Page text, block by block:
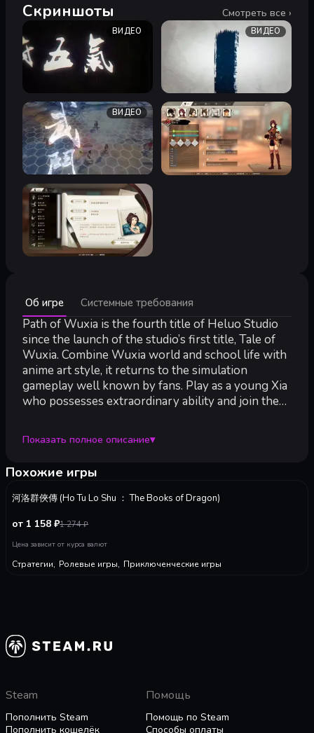
Скриншоты Смотреть все ›
ВИДЕО ВИДЕО
ВИДЕО
Об игре Системные требования
Path of Wuxia is the fourth title of Heluo Studio
since the launch of the studio’s first title, Tale of
Wuxia. Combine Wuxia world and school life with
anime art style, it returns to the simulation
gameplay well known by fans. Play as a young Xia
who possesses extraordinary ability and join the
grow strong along with various schoolmates and
seek your own path of Xia.
A Wuxia school life Simulator
the Hermitic Pavilions of Xia strive to overcome
the clannish culture of wuxia sects in this world,
matter where they come from. Accept teaching
of arts and build up your personality; make friends
and enemy; save those who are in need and try
Gain trust and friendship of various
Показать полное описание▾
Минимальные:
Минимальные:
64-разрядные процессор и операционная система
ОС *:Windows 7 / 8 /System10 64bit
Процессор:Intel Core i5
Оперативная память:8 GB ОЗУ
Видеокарта: NVIDIA GeForce GTX 750
DirectX:версии 11
Место на диске:10 GB
64-разрядные процессор и операционная система
ОС *:Windows 7 / 8 /System10 64bit
Процессор:
Оперативная память:
DirectX:версии 11
Место на диске: 10 GB
Похожие игры
河洛群俠傳 (Ho Tu Lo Shu ： The Books of Dragon)
от 1 158 ₽1 274 ₽
Цена зависит от курса валют
Стратегии, Ролевые игры, Приключенческие игры
Steam
Пополнить Steam
Пополнить кошелёк
Помощь
Помощь по Steam
Способы оплаты